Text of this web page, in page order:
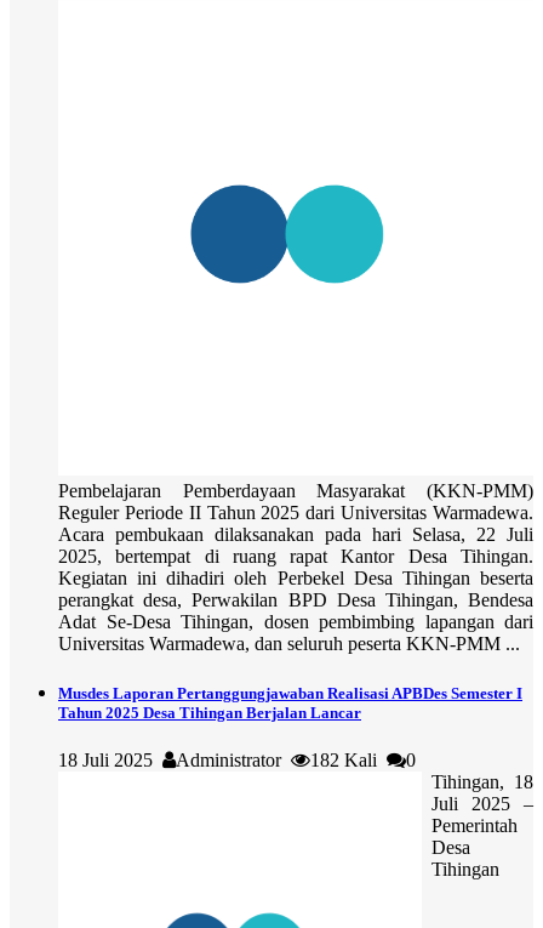
Pembelajaran Pemberdayaan Masyarakat (KKN-PMM)
Reguler Periode II Tahun 2025 dari Universitas Warmadewa.
Acara pembukaan dilaksanakan pada hari Selasa, 22 Juli
2025, bertempat di ruang rapat Kantor Desa Tihingan.
Kegiatan ini dihadiri oleh Perbekel Desa Tihingan beserta
perangkat desa, Perwakilan BPD Desa Tihingan, Bendesa
Adat Se-Desa Tihingan, dosen pembimbing lapangan dari
Universitas Warmadewa, dan seluruh peserta KKN-PMM ...
Musdes Laporan Pertanggungjawaban Realisasi APBDes Semester I
Tahun 2025 Desa Tihingan Berjalan Lancar
18 Juli 2025 Administrator 182 Kali
0
Tihingan, 18
Juli 2025 –
Pemerintah
Desa
Tihingan